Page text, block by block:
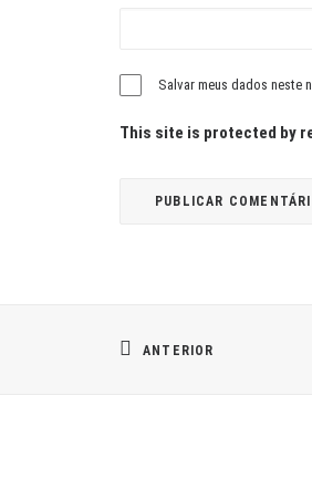
Salvar meus dados neste
This site is protected by
ANTERIOR